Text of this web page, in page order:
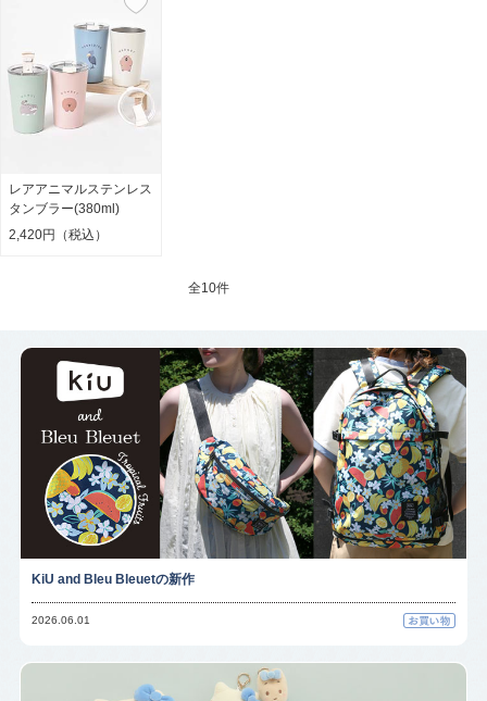
レアアニマルステンレス
タンブラー(380ml)
2,420円（税込）
全10件
KiU and Bleu Bleuetの新作
2026.06.01